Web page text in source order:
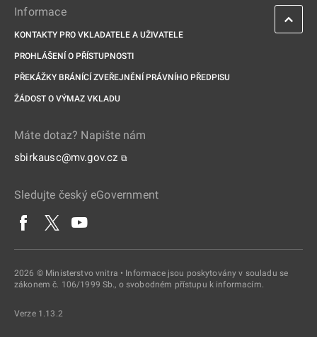
Informace
KONTAKTY PRO VKLADATELE A UŽIVATELE
PROHLÁŠENÍ O PŘÍSTUPNOSTI
PŘEKÁŽKY BRÁNÍCÍ ZVEŘEJNĚNÍ PRÁVNÍHO PŘEDPISU
ŽÁDOST O VÝMAZ VKLADU
Máte dotaz? Napište nám
sbirkausc@mv.gov.cz ⧉
Sledujte český eGovernment
2026 © Ministerstvo vnitra • Informace jsou poskytovány v souladu se
zákonem č. 106/1999 Sb., o svobodném přístupu k informacím.
Verze 1.13.2